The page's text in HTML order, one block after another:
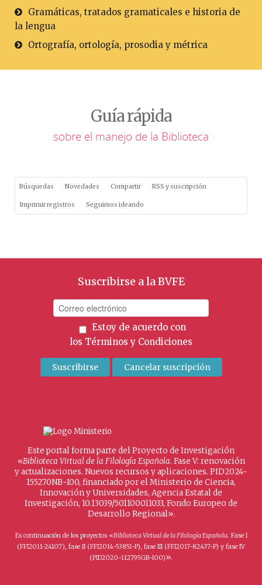
Gramáticas, tratados gramaticales e historia de
la lengua
Ortografía, ortología, prosodia y métrica
Guía rápida
sobre el manejo de la Biblioteca
Búsquedas Novedades Compartir RSS y suscripción
Imprimir registros Seguimos ideando
Suscribirse a la BVFE
Estoy de acuerdo con
los Términos y Condiciones
Este portal forma parte del Proyecto de Investigación
«Biblioteca Virtual de la Filología Española. Fase V: renovación
y actualizaciones. Nuevos recursos y aplicaciones. PID2024-
155270NB-I00, financiado por el Ministerio de Ciencia,
Innovación y Universidades, Agencia Estatal de
Investigación, 10.13039/501100011033, Fondo Europeo de
Desarrollo Regional».
Es continuación de los proyectos «Biblioteca Virtual de la Filología Española. Fase I
(FFI2011-24107), fase II (FFI2014-53851-P), fase III (FFI2017-82437-P) y fase IV
(PID2020-112795GB-I00)».